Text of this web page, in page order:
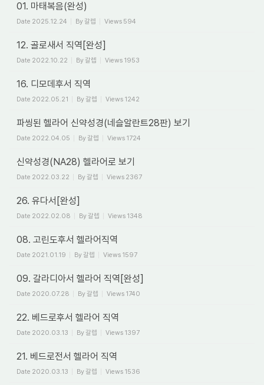
01. 마태복음(완성)
Date 2025.12.24 By갈렙 Views 594
12. 골로새서 직역[완성]
Date 2022.10.22 By갈렙 Views 1953
16. 디모데후서 직역
Date 2022.05.21 By갈렙 Views 1242
파씽된 헬라어 신약성경(네슬알란트28판) 보기
Date 2022.04.05 By갈렙 Views 1724
신약성경(NA28) 헬라어로 보기
Date 2022.03.22 By갈렙 Views 2367
26. 유다서[완성]
Date 2022.02.08 By갈렙 Views 1348
08. 고린도후서 헬라어직역
Date 2021.01.19 By갈렙 Views 1597
09. 갈라디아서 헬라어 직역[완성]
Date 2020.07.28 By갈렙 Views 1740
22. 베드로후서 헬라어 직역
Date 2020.03.13 By갈렙 Views 1397
21. 베드로전서 헬라어 직역
Date 2020.03.13 By갈렙 Views 1536